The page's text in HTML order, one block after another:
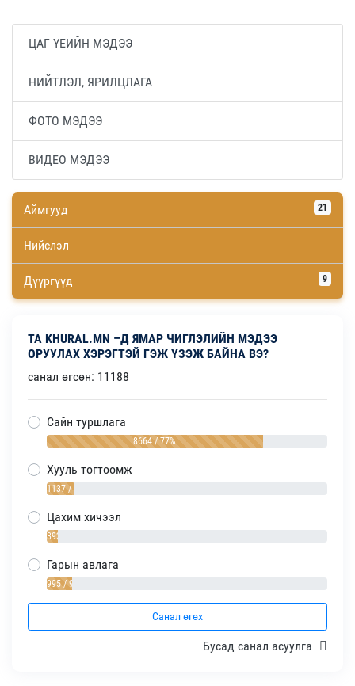
ЦАГ ҮЕИЙН МЭДЭЭ
НИЙТЛЭЛ, ЯРИЛЦЛАГА
ФОТО МЭДЭЭ
ВИДЕО МЭДЭЭ
Аймгууд 21
Нийслэл
Дүүргүүд 9
ТА KHURAL.MN –Д ЯМАР ЧИГЛЭЛИЙН МЭДЭЭ
ОРУУЛАХ ХЭРЭГТЭЙ ГЭЖ ҮЗЭЖ БАЙНА ВЭ?
санал өгсөн: 11188
Сайн туршлага
8664 / 77%
Хууль тогтоомж
1137 / 10%
Цахим хичээл
392 / 4%
Гарын авлага
995 / 9%
Санал өгөх
Бусад санал асуулга